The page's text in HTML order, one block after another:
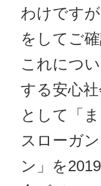
わけです
をしてご
これにつ
する安心
として「
スローガ
ン」を